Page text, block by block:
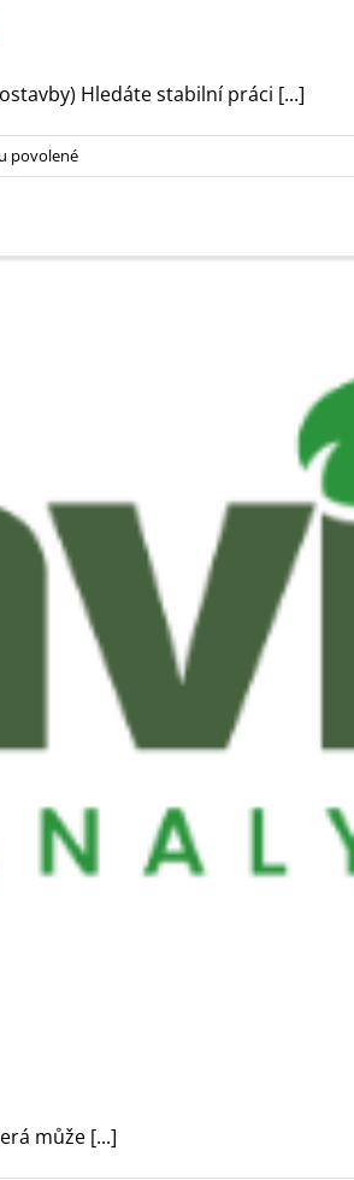
Hledáte stabilní práci [...]
povolenéu
textu
FLYING
může [...]